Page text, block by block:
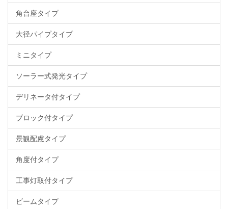
角台座タイプ
大径パイプタイプ
ミニタイプ
ソーラー式発光タイプ
デリネータ付タイプ
ブロック付タイプ
景観配慮タイプ
角度付タイプ
工事灯取付タイプ
ビームタイプ